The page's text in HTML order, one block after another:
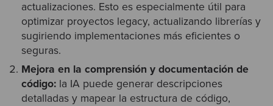
actualizaciones. Esto es especialmente útil para
optimizar proyectos legacy, actualizando librerías y
sugiriendo implementaciones más eficientes o
seguras.
Mejora en la comprensión y documentación de
código: la IA puede generar descripciones
detalladas y mapear la estructura de código,